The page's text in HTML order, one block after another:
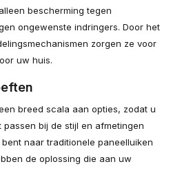
bescherming tegen
ongewenste indringers. Door het
zorgen ze voor
uw huis.
breed scala aan opties, zodat u
bij de stijl en afmetingen
naar traditionele paneelluiken
de oplossing die aan uw